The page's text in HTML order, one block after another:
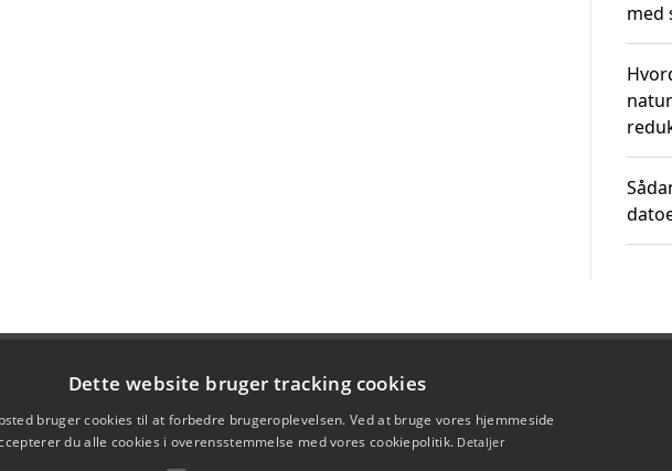
med
Dette website bruger tracking cookies
bruger cookies til at forbedre brugeroplevelsen. Ved at bruge vores hjemmeside
du alle cookies i overensstemmelse med vores cookiepolitik. Detaljer